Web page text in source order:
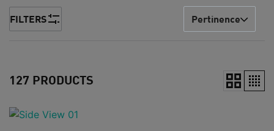
LIFESTYLE
PROMOS
FILTERS Pertinence
127 PRODUCTS